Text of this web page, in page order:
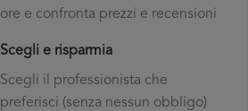
ore e confronta prezzi e recensioni
Scegli e risparmia
Scegli il professionista che
preferisci (senza nessun obbligo)